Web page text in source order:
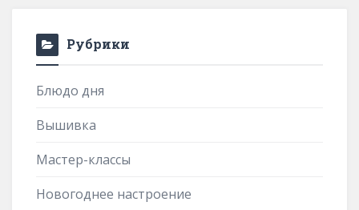
Рубрики
Блюдо дня
Вышивка
Мастер-классы
Новогоднее настроение